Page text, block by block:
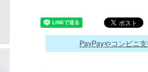
PayPayやコンビニ